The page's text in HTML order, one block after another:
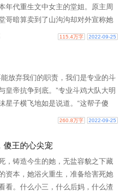
年代重生文中女主的堂姐。原主周
哥暗算卖到了山沟沟却对外宣称她
妹成功上位，军人老公变成..
115.4万字 2022-09-25
能放弃我们的职责，我们是专业的斗
皇帝抗争到底。”专业斗鸡大队大明
星子横飞地如是说道。“这帮子傻
手指头玩死他们，他们..
260.8万字 2022-09-25
傻王的心尖宠
，铸造今生的她，无盐容貌之下藏
资本，她浴火重生，准备给害死她
看。什么小三，什么后妈，什么渣